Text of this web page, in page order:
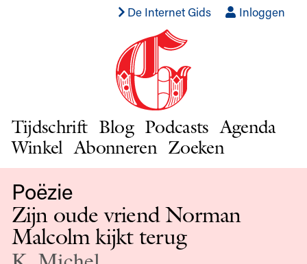
De Internet Gids Inloggen
Tijdschrift Blog Podcasts Agenda
Winkel Abonneren Zoeken
Poëzie
Zijn oude vriend Norman
Malcolm kijkt terug